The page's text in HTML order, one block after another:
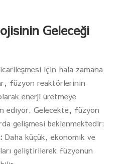
Geleceği
için hala zamana
füzyon reaktörlerinin
enerji üretmeye
ediyor. Gelecekte, füzyon
gelişmesi beklenmektedir:
Daha küçük, ekonomik ve
geliştirilerek füzyonun